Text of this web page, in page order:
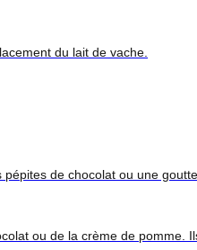
du lait de vache.
de chocolat ou une
ou de la crème de pomme.